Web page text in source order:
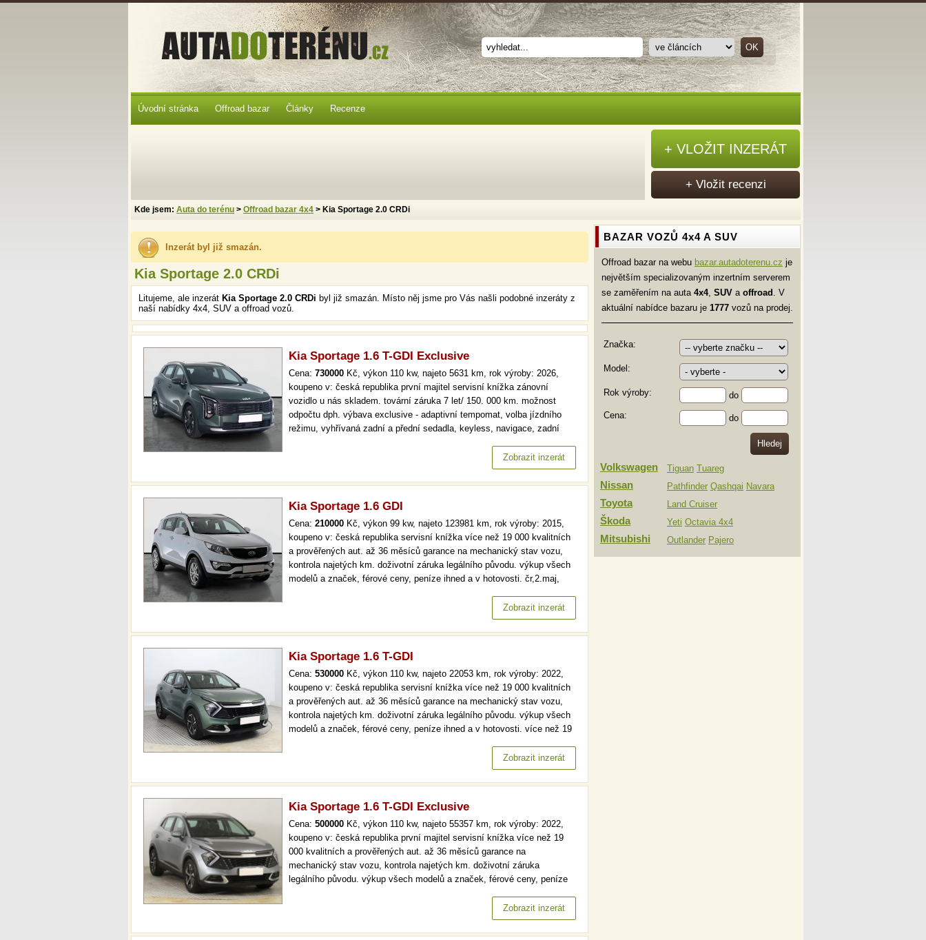
Inzerát byl již smazán.
Kia Sportage 2.0 CRDi
Litujeme, ale inzerát Kia Sportage 2.0 CRDi byl již smazán. Místo něj jsme pro Vás našli podobné inzeráty z
naší nabídky 4x4, SUV a offroad vozů.
Kia Sportage 1.6 T-GDI Exclusive
Cena: 730000 Kč, výkon 110 kw, najeto 5631 km, rok výroby: 2026,
koupeno v: česká republika první majitel servisní knížka zánovní
vozidlo u nás skladem. tovární záruka 7 let/ 150. 000 km. možnost
odpočtu dph. výbava exclusive - adaptivní tempomat, volba jízdního
režimu, vyhřívaná zadní a přední sedadla, keyless, navigace, zadní
mnoho dalšího. více než 19 000 kvalitních a prověřených aut. až…
Zobrazit inzerát
Kia Sportage 1.6 GDI
Cena: 210000 Kč, výkon 99 kw, najeto 123981 km, rok výroby: 2015,
koupeno v: česká republika servisní knížka více než 19 000 kvalitních
a prověřených aut. až 36 měsíců garance na mechanický stav vozu,
kontrola najetých km. doživotní záruka legálního původu. výkup všech
modelů a značek, férové ceny, peníze ihned a v hotovosti. čr,2.maj,
až 36 měsíců garance na mechanický stav vozu, kontrola…Zobrazit inzerát
Kia Sportage 1.6 T-GDI
Cena: 530000 Kč, výkon 110 kw, najeto 22053 km, rok výroby: 2022,
koupeno v: česká republika servisní knížka více než 19 000 kvalitních
a prověřených aut. až 36 měsíců garance na mechanický stav vozu,
kontrola najetých km. doživotní záruka legálního původu. výkup všech
modelů a značek, férové ceny, peníze ihned a v hotovosti. více než 19
mechanický stav vozu, kontrola najetých km. doživotní záruka…
Zobrazit inzerát
Kia Sportage 1.6 T-GDI Exclusive
Cena: 500000 Kč, výkon 110 kw, najeto 55357 km, rok výroby: 2022,
koupeno v: česká republika první majitel servisní knížka více než 19
000 kvalitních a prověřených aut. až 36 měsíců garance na
mechanický stav vozu, kontrola najetých km. doživotní záruka
legálního původu. výkup všech modelů a značek, férové ceny, peníze
36 měsíců garance na mechanický stav vozu, kontrola najetých km.…
Zobrazit inzerát
BAZAR VOZŮ 4x4 A SUV
Offroad bazar na webu bazar.autadoterenu.cz je
největším specializovaným inzertním serverem
se zaměřením na auta 4x4, SUV a offroad . V
aktuální nabídce bazaru je 1777 vozů na prodej.
Značka:
Model:
Rok výroby:
do
Cena:
do
Volkswagen Tiguan Tuareg
Nissan Pathfinder Qashqai Navara
Toyota Land Cruiser
Škoda Yeti Octavia 4x4
Mitsubishi Outlander Pajero
Úvodní stránka Offroad bazar Články Recenze
Kde jsem: Auta do terénu > Offroad bazar 4x4 > Kia Sportage 2.0 CRDi
+ VLOŽIT INZERÁT
+ Vložit recenzi